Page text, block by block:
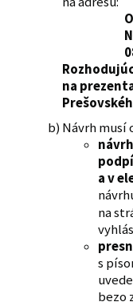
Odbor
na
Návrh musí
a v
na
s
bezo